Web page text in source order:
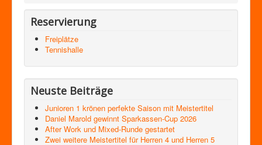
Reservierung
Freiplätze
Tennishalle
Neuste Beiträge
Junioren 1 krönen perfekte Saison mit Meistertitel
Daniel Marold gewinnt Sparkassen-Cup 2026
After Work und Mixed-Runde gestartet
Zwei weitere Meistertitel für Herren 4 und Herren 5